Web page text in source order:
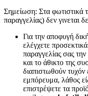
Σημείωση: Στα φωτιστικά
παραγγελίας) δεν γινεται
Για την αποφυγή
ελέγχετε
παραγγελίας σας
και το άθικτο της
διαπιστωθούν
εμπόρευμα, λάθος
επιστρέψετε τα